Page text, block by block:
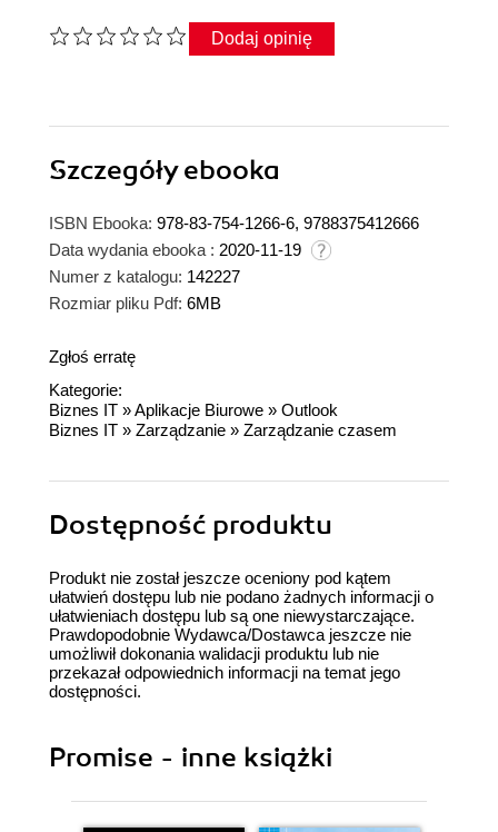
Dodaj opinię
Szczegółyebooka
ISBN Ebooka: 978-83-754-1266-6, 9788375412666
Data wydania ebooka : 2020-11-19
Numer z katalogu: 142227
Rozmiar pliku Pdf: 6MB
Zgłoś erratę
Kategorie:
Biznes IT »Aplikacje Biurowe » Outlook
Biznes IT » Zarządzanie » Zarządzanie czasem
Dostępność produktu
Produkt nie został jeszcze oceniony pod kątem
ułatwień dostępu lub nie podano żadnych informacji o
ułatwieniach dostępu lub są one niewystarczające.
Prawdopodobnie Wydawca/Dostawca jeszcze nie
umożliwił dokonania walidacji produktu lub nie
przekazał odpowiednich informacji na temat jego
dostępności.
Promise - inne książki